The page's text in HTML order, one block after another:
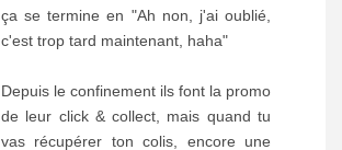
ça se termine en "Ah non, j'ai oublié,
c'est trop tard maintenant, haha"
Depuis le confinement ils font la promo
de leur click & collect, mais quand tu
vas récupérer ton colis, encore une